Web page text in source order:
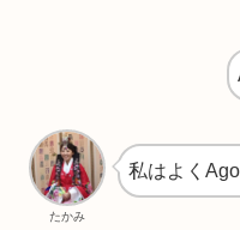
たかみ
私はよく